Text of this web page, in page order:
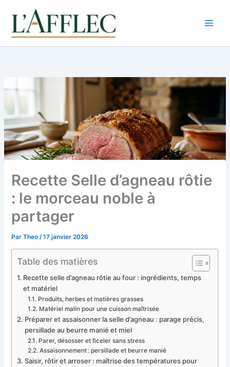
contenu
Recette Selle d’agneau rôtie
: le morceau noble à
partager
ParTheo/17 janvier 2026
Table des matières
Recette selle d’agneau rôtie au four : ingrédients, temps
et matériel
Produits, herbes et matières grasses
Matériel malin pour une cuisson maîtrisée
Préparer et assaisonner la selle d’agneau : parage précis,
persillade au beurre manié et miel
Parer, désosser et ficeler sans stress
Assaisonnement : persillade et beurre manié
Saisir, rôtir et arroser : maîtrise des températures pour